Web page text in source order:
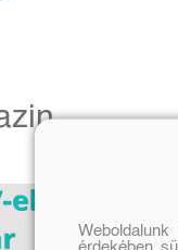
érdekében